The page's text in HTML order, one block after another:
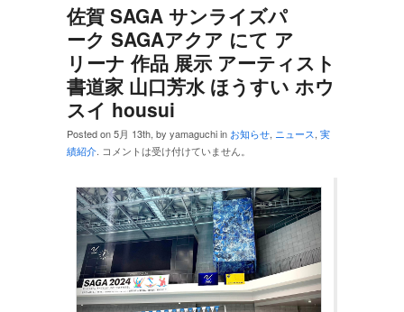
佐賀 SAGA サンライズパ
ーク SAGAアクア にて ア
リーナ 作品 展示 アーティスト
書道家 山口芳水 ほうすい ホウ
スイ housui
Posted on 5月 13th, by yamaguchi in お知らせ, ニュース, 実
績紹介. コメントは受け付けていません。